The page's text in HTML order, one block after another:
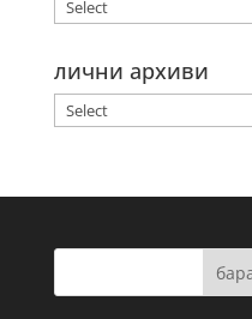
лични архиви